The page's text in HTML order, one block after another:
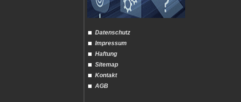
Datenschutz
Impressum
Haftung
Sitemap
Kontakt
AGB